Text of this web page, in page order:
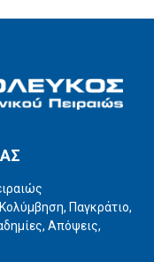
Παγκράτιο,
Απόψεις,